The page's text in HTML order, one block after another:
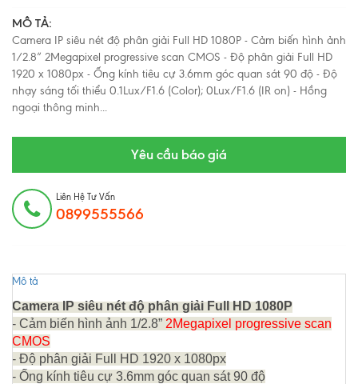
MÔ TẢ:
Camera IP siêu nét độ phân giải Full HD 1080P - Cảm biến hình ảnh
1/2.8” 2Megapixel progressive scan CMOS - Độ phân giải Full HD
1920 x 1080px - Ống kính tiêu cự 3.6mm góc quan sát 90 độ - Độ
nhạy sáng tối thiểu 0.1Lux/F1.6 (Color); 0Lux/F1.6 (IR on) - Hồng
ngoại thông minh...
Yêu cầu báo giá
Liên Hệ Tư Vấn
0899555566
Mô tả
Camera IP siêu nét độ phân giải Full HD 1080P
- Cảm biến hình ảnh 1/2.8” 2Megapixel progressive scan
CMOS
- Độ phân giải Full HD 1920 x 1080px
- Ống kính tiêu cự 3.6mm góc quan sát 90 độ